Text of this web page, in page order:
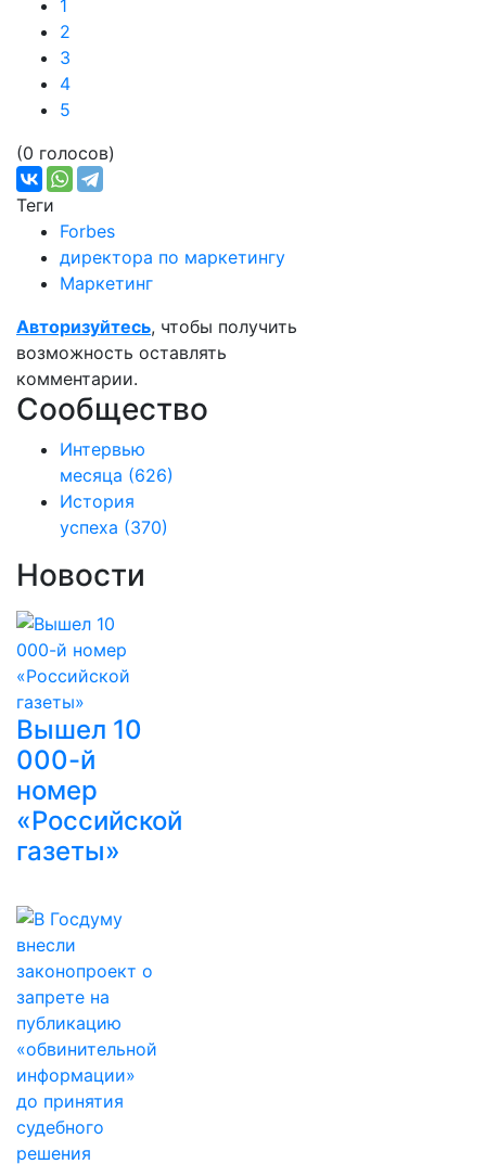
1
2
3
4
5
(0 голосов)
Теги
Forbes
директора по маркетингу
Маркетинг
Авторизуйтесь, чтобы получить
возможность оставлять
комментарии.
Сообщество
Интервью
месяца (626)
История
успеха (370)
Новости
Вышел 10
000-й
номер
«Российской
газеты»